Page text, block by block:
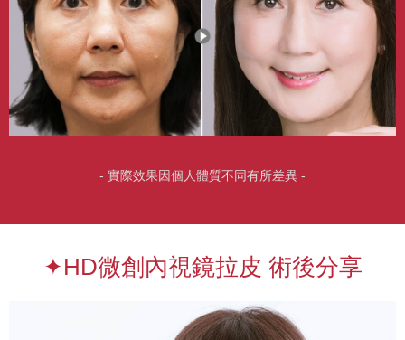
- 實際效果因個人體質不同有所差異 -
✦HD微創內視鏡拉皮 術後分享